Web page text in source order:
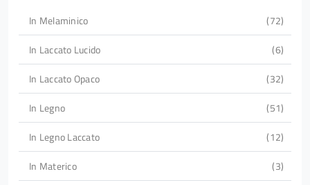
In Melaminico
72
In Laccato Lucido
6
In Laccato Opaco
32
In Legno
51
In Legno Laccato
12
In Materico
3